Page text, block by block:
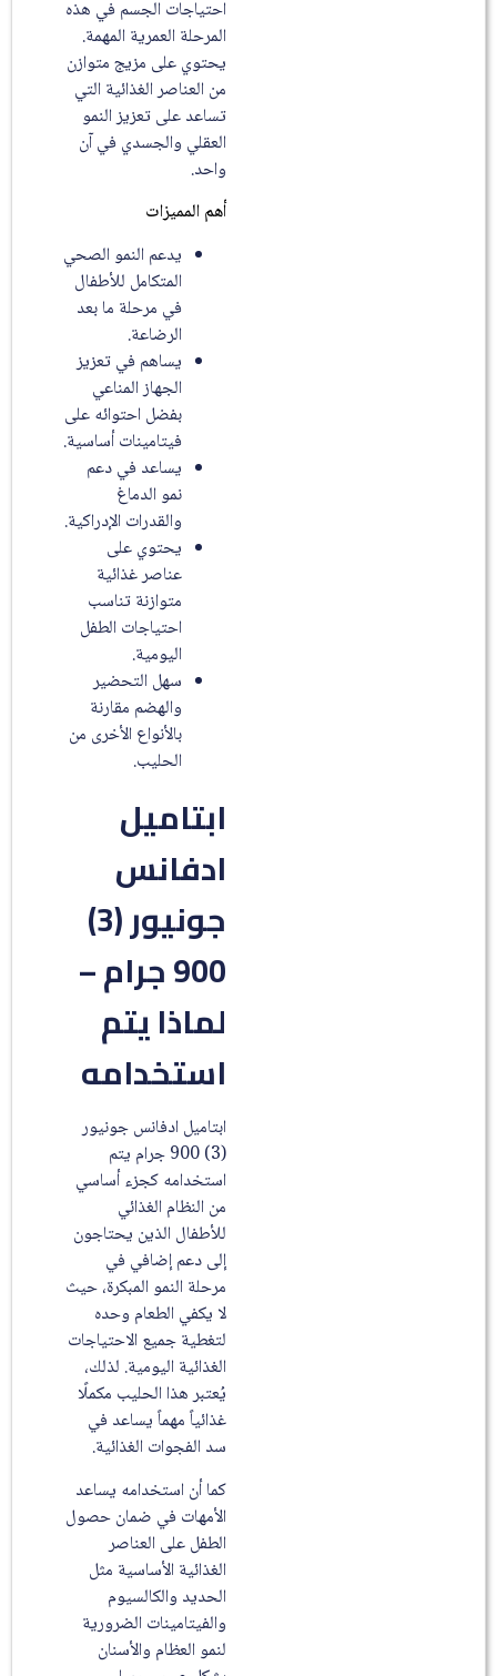
احتياجات الجسم في هذه
المرحلة العمرية المهمة.
يحتوي على مزيج متوازن
من العناصر الغذائية التي
تساعد على تعزيز النمو
العقلي والجسدي في آن
واحد.
أهم المميزات
يدعم النمو الصحي
المتكامل للأطفال
في مرحلة ما بعد
الرضاعة.
يساهم في تعزيز
الجهاز المناعي
بفضل احتوائه على
فيتامينات أساسية.
يساعد في دعم
نمو الدماغ
والقدرات الإدراكية.
يحتوي على
عناصر غذائية
متوازنة تناسب
احتياجات الطفل
اليومية.
سهل التحضير
والهضم مقارنة
بالأنواع الأخرى من
الحليب.
ابتاميل
ادفانس
جونيور (3)
900 جرام –
لماذا يتم
استخدامه
ابتاميل ادفانس جونيور
(3) 900 جرام يتم
استخدامه كجزء أساسي
من النظام الغذائي
للأطفال الذين يحتاجون
إلى دعم إضافي في
مرحلة النمو المبكرة، حيث
لا يكفي الطعام وحده
لتغطية جميع الاحتياجات
الغذائية اليومية. لذلك،
يُعتبر هذا الحليب مكملًا
غذائياً مهماً يساعد في
سد الفجوات الغذائية.
كما أن استخدامه يساعد
الأمهات في ضمان حصول
الطفل على العناصر
الغذائية الأساسية مثل
الحديد والكالسيوم
والفيتامينات الضرورية
لنمو العظام والأسنان